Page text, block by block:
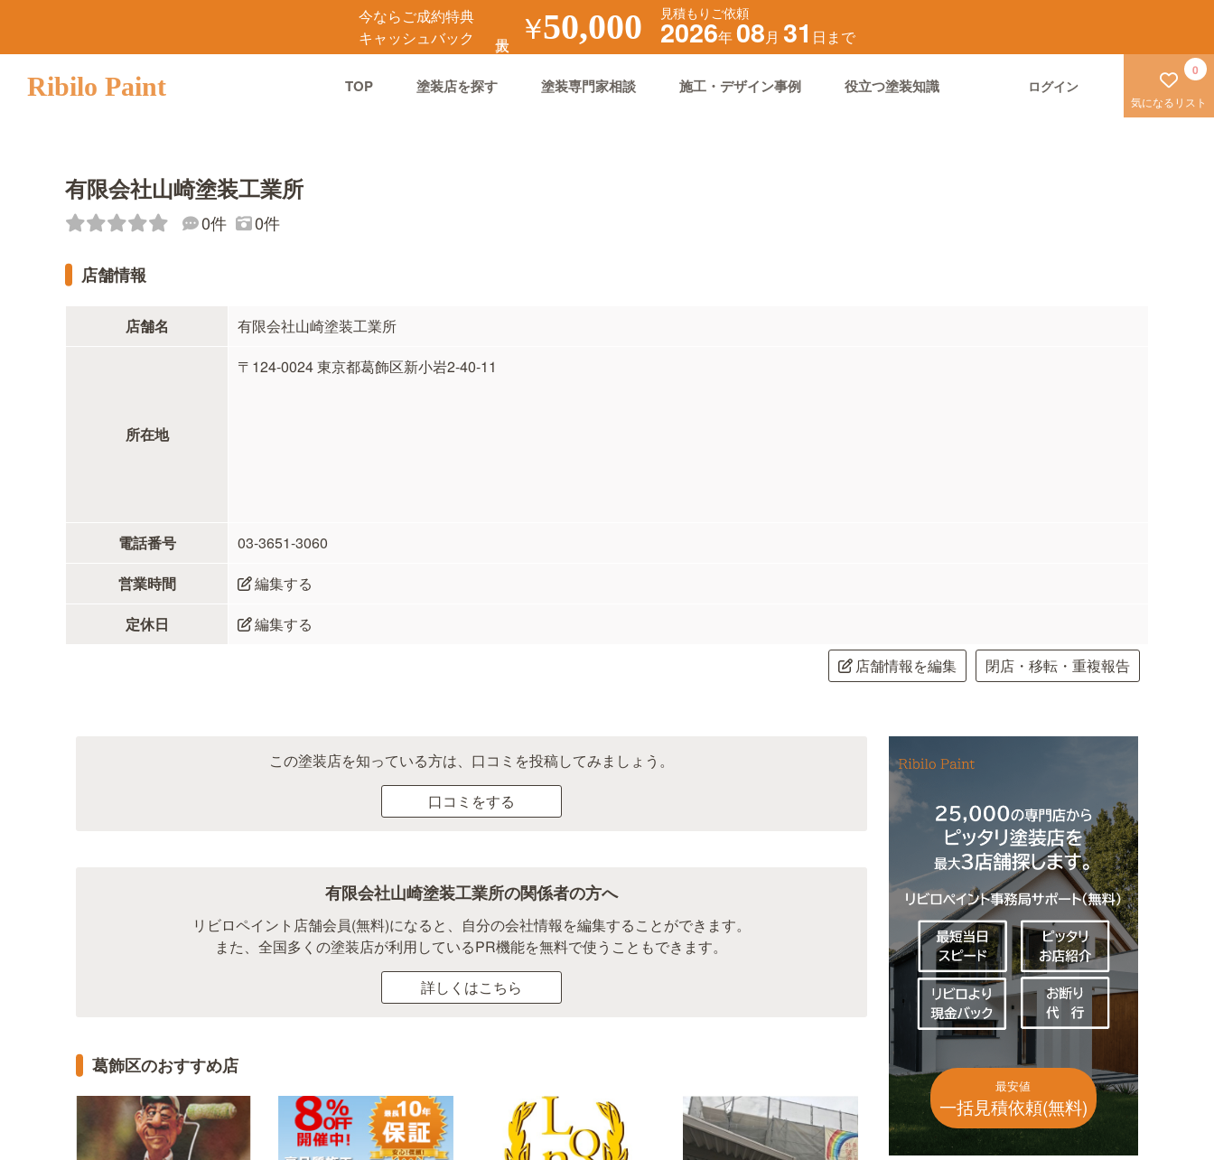
今ならご成約特典
キャッシュバック
￥50,000 見積もりご依頼
2026年08月 31 日まで
Ribilo Paint TOP 塗装店を探す 塗装専門家相談 施工・デザイン事例 役立つ塗装知識 ログイン
気になるリスト
0
有限会社山崎塗装工業所
0件 0件
店舗情報
店舗名 有限会社山崎塗装工業所
所在地
〒124-0024 東京都葛飾区新小岩2-40-11
電話番号
03-3651-3060
営業時間
編集する
定休日
編集する
店舗情報を編集
閉店・移転・重複報告
この塗装店を知っている方は、口コミを投稿してみましょう。
口コミをする
有限会社山崎塗装工業所の関係者の方へ
リビロペイント店舗会員(無料)になると、自分の会社情報を編集することができます。
また、全国多くの塗装店が利用しているPR機能を無料で使うこともできます。
詳しくはこちら
葛飾区のおすすめ店
最安値
一括見積依頼(無料)